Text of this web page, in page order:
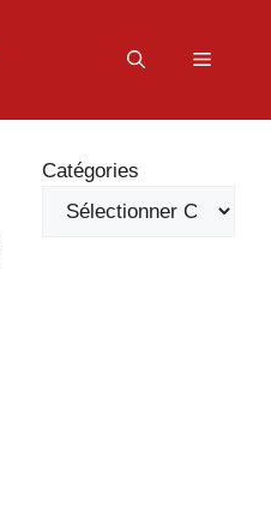
Menu
Catégories